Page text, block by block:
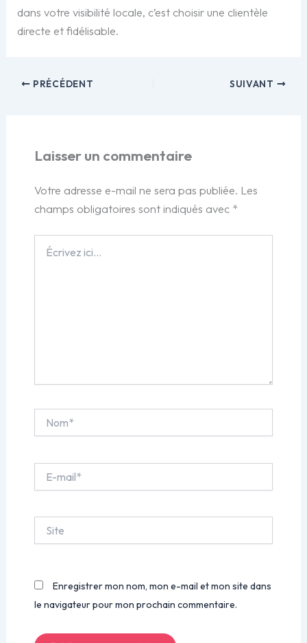
dans votre visibilité locale, c’est choisir une clientèle
directe et fidélisable.
PRÉCÉDENT SUIVANT
Laisser un commentaire
Votre adresse e-mail ne sera pas publiée. Les
champs obligatoires sont indiqués avec *
ici…
mail*
Enregistrer mon nom, mon e-mail et mon site dans
le navigateur pour mon prochain commentaire.